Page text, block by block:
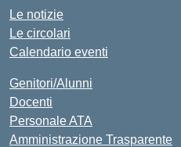
Le notizie
Le circolari
Calendario eventi
Genitori/Alunni
Docenti
Personale ATA
Amministrazione Trasparente